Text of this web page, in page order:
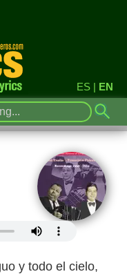
ES | EN
y todo el cielo,